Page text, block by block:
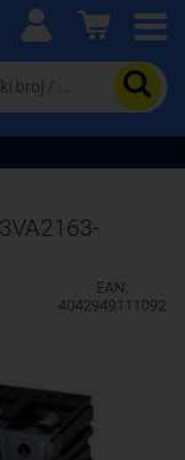
proizvoda i
EAN:
4042949111092